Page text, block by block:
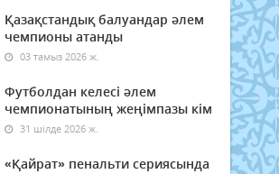
Қазақстандық балуандар әлем
чемпионы атанды
03 тамыз 2026 ж.
Футболдан келесі әлем
чемпионатының жеңімпазы кім
31 шілде 2026 ж.
«Қайрат» пенальти сериясында